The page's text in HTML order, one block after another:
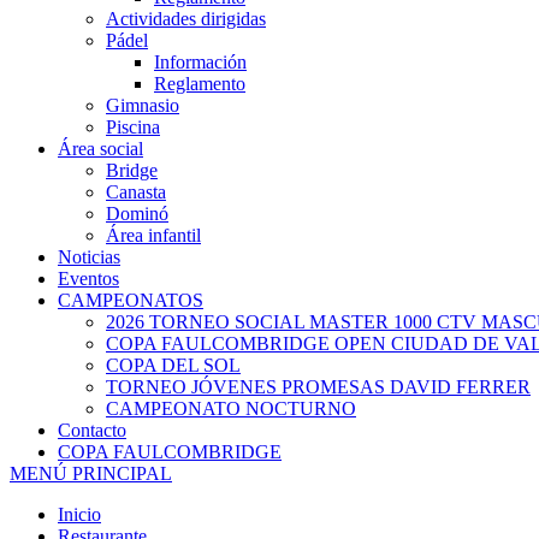
Actividades dirigidas
Pádel
Información
Reglamento
Gimnasio
Piscina
Área social
Bridge
Canasta
Dominó
Área infantil
Noticias
Eventos
CAMPEONATOS
2026 TORNEO SOCIAL MASTER 1000 CTV
COPA FAULCOMBRIDGE OPEN CIUDAD DE
COPA DEL SOL
TORNEO JÓVENES PROMESAS DAVID FERRER
CAMPEONATO NOCTURNO
Contacto
COPA FAULCOMBRIDGE
MENÚ PRINCIPAL
Inicio